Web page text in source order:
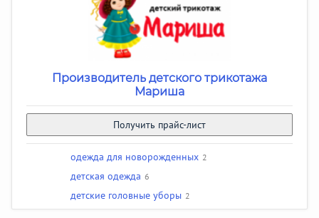
Производитель детского трикотажа
Мариша
Получить прайс-лист
одежда для новорожденных 2
детская одежда 6
детские головные уборы 2